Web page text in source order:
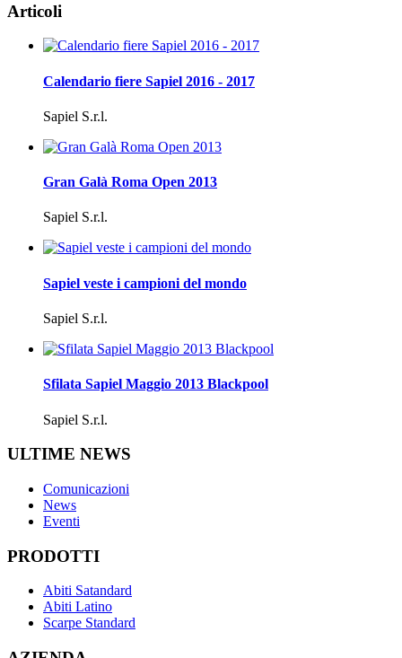
Articoli
Calendario fiere Sapiel 2016 - 2017
Sapiel S.r.l.
Gran Galà Roma Open 2013
Sapiel S.r.l.
Sapiel veste i campioni del mondo
Sapiel S.r.l.
Sfilata Sapiel Maggio 2013 Blackpool
Sapiel S.r.l.
ULTIME NEWS
Comunicazioni
News
Eventi
PRODOTTI
Abiti Satandard
Abiti Latino
Scarpe Standard